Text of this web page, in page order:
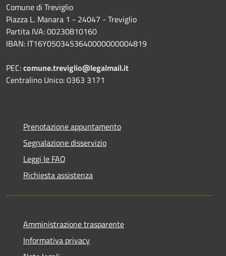
Comune di Treviglio
Piazza L. Manara 1 - 24047 - Treviglio
Partita IVA: 00230810160
IBAN: IT16Y0503453640000000004819
PEC:comune.treviglio@legalmail.it
Centralino Unico: 0363 3171
Prenotazione appuntamento
Segnalazione disservizio
Leggi le FAQ
Richiesta assistenza
Amministrazione trasparente
Informativa privacy